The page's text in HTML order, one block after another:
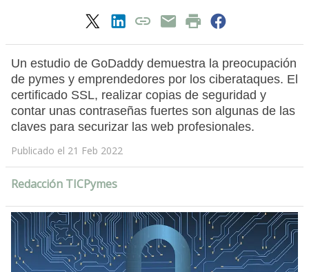
Un estudio de GoDaddy demuestra la preocupación
de pymes y emprendedores por los ciberataques. El
certificado SSL, realizar copias de seguridad y
contar unas contraseñas fuertes son algunas de las
claves para securizar las web profesionales.
Publicado el 21 Feb 2022
Redacción TICPymes